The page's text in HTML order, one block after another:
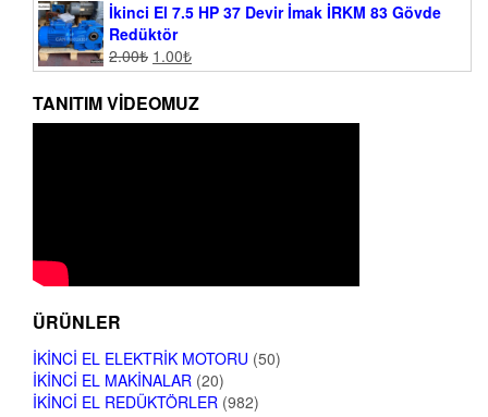
İkinci El 7.5 HP 37 Devir İmak İRKM 83 Gövde
Redüktör
2.00₺ 1.00₺
TANITIM VIDEOMUZ
ÜRÜNLER
İKINCI EL ELEKTRIK MOTORU (50)
İKINCI EL MAKINALAR (20)
İKINCI EL REDÜKTÖRLER (982)